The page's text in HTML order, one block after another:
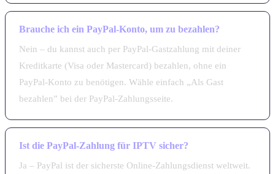
Brauche ich ein PayPal-Konto, um zu bezahlen?
Nein – du kannst auch per PayPal-Gastzahlung mit deiner
Kreditkarte (Visa oder Mastercard) bezahlen, ohne ein
PayPal-Konto zu benötigen. Wähle einfach „Als Gast
bezahlen” bei der PayPal-Zahlungsseite.
Ist die PayPal-Zahlung für IPTV sicher?
Ja – PayPal ist der sicherste Online-Zahlungsdienst weltweit.